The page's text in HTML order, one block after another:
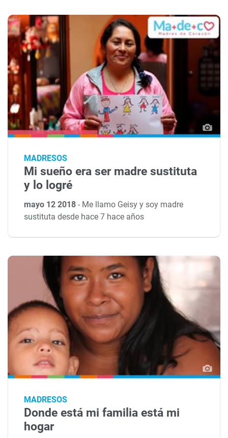
MADRESOS
Mi sueño era ser madre sustituta
y lo logré
mayo 12 2018- Me llamo Geisy y soy madre
sustituta desde hace 7 hace años
MADRESOS
Donde está mi familia está mi
hogar